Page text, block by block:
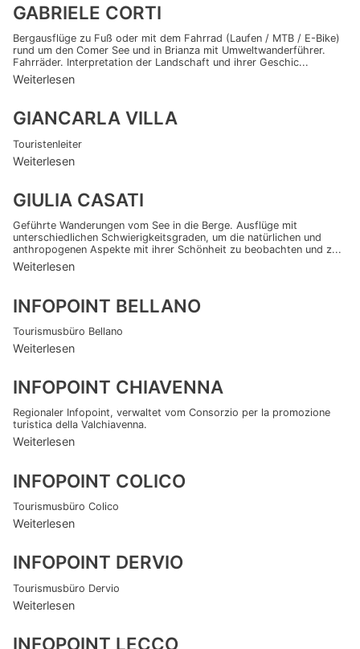
GABRIELE CORTI
Bergausflüge zu Fuß oder mit dem Fahrrad (Laufen / MTB / E-Bike)
rund um den Comer See und in Brianza mit Umweltwanderführer.
Fahrräder. Interpretation der Landschaft und ihrer Geschic...
Weiterlesen
GIANCARLA VILLA
Touristenleiter
Weiterlesen
GIULIA CASATI
Geführte Wanderungen vom See in die Berge. Ausflüge mit
unterschiedlichen Schwierigkeitsgraden, um die natürlichen und
anthropogenen Aspekte mit ihrer Schönheit zu beobachten und z...
Weiterlesen
INFOPOINT BELLANO
Tourismusbüro Bellano
Weiterlesen
INFOPOINT CHIAVENNA
Regionaler Infopoint, verwaltet vom Consorzio per la promozione
turistica della Valchiavenna.
Weiterlesen
INFOPOINT COLICO
Tourismusbüro Colico
Weiterlesen
INFOPOINT DERVIO
Tourismusbüro Dervio
Weiterlesen
INFOPOINT LECCO